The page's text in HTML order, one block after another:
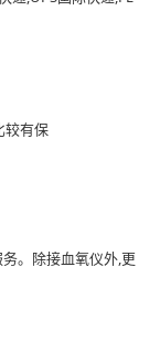
较有保
。除接血氧仪外,更